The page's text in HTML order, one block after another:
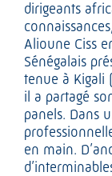
dirigeants
Alioune Ciss
Sénégalais
tenue à Kigali
il a partagé
panels. Dans
en main.